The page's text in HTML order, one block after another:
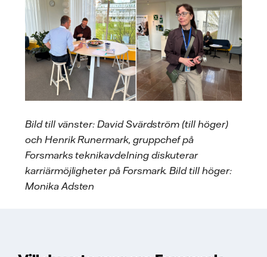
Bild till vänster: David Svärdström (till höger)
och Henrik Runermark, gruppchef på
Forsmarks teknikavdelning diskuterar
karriärmöjligheter på Forsmark. Bild till höger:
Monika Adsten